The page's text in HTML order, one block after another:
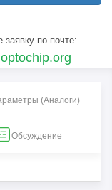
заявку по почте:
(Aналоги)
Обсуждение